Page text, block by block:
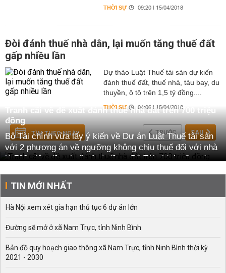
THỜI SỰ 09:20 | 15/04/2018
Đòi đánh thuế nhà dân, lại muốn tăng thuế đất
gấp nhiều lần
Dự thảo Luật Thuế tài sản dự kiến
đánh thuế đất, thuế nhà, tàu bay, du
thuyền, ô tô trên 1,5 tỷ đồng....
THỜI SỰ 04:06 | 15/04/2018
TÌM THEO NGÀY TRƯỚC SAU
Tranh cãi về đề xuất đánh thuế nhà đất trên 700 triệu
đồng
Bộ Tài chính vừa lấy ý kiến về Dự án Luật Thuế tài sản
với 2 phương án về ngưỡng không chịu thuế đối với nhà
là 700 triệu đồng hoặc 1 tỷ đồng. Bộ Tài chính cũng đưa
thời, những người sở hữu sẽ phải nộp thuế 0,3% đến
0,4% đối với toàn bộ giá trị đất. Hiện tại, Bộ Tài chính
đang nghiêng về phương án thuế suất 0,4% và ngưỡng
không chịu thuế với nhà là 700 triệu đồng. Sau khi dự
thảo của Bộ Tài chính được công bố đã có nhiều ý kiến
điểm còn khiến nhiều người thắc mắc chính là ngưỡng
không chịu thuế đối với nhà được cơ quan soạn thảo tính
TIN MỚI NHẤT
Hà Nội xem xét gia hạn thủ tục 6 dự án lớn
Đường sẽ mở ở xã Nam Trực, tỉnh Ninh Bình
Bản đồ quy hoạch giao thông xã Nam Trực, tỉnh Ninh Bình thời kỳ
2021 - 2030